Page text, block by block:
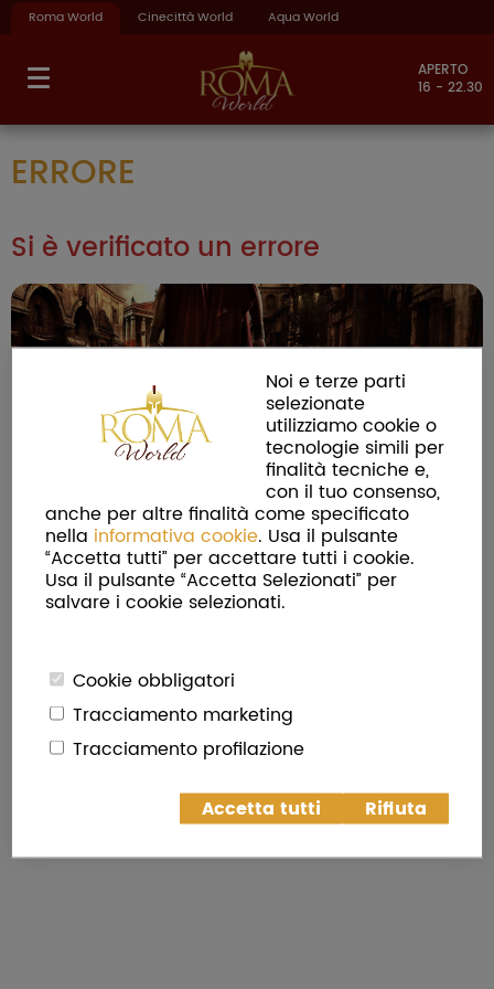
Noi e terze parti
selezionate
utilizziamo cookie o
tecnologie simili per
finalità tecniche e,
con il tuo consenso,
anche per altre finalità come specificato
nella informativa cookie. Usa il pulsante
“Accetta tutti” per accettare tutti i cookie.
Usa il pulsante “Accetta Selezionati” per
salvare i cookie selezionati.
Cookie obbligatori
Tracciamento marketing
Tracciamento profilazione
Accetta tutti Rifiuta
Roma World Cinecittà World Aqua World
APERTO
16 - 22.30
ERRORE
Si è verificato un errore
Torna in Home Page